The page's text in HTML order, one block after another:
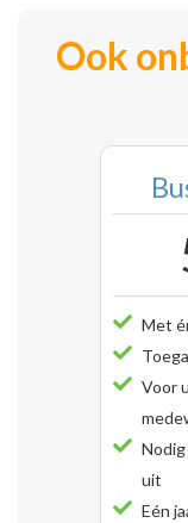
Ook
Met
Voor
Nodig
uit
Eén